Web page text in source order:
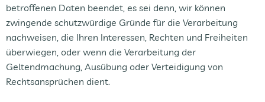
betroffenen Daten beendet, es sei denn, wir können
zwingende schutzwürdige Gründe für die Verarbeitung
nachweisen, die Ihren Interessen, Rechten und Freiheiten
überwiegen, oder wenn die Verarbeitung der
Geltendmachung, Ausübung oder Verteidigung von
Rechtsansprüchen dient.